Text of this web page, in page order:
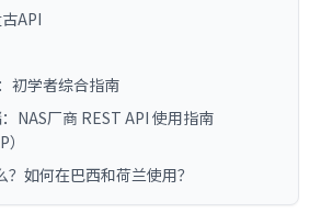
API
初学者综合指南
NAS厂商 REST API 使用指南
如何在巴西和荷兰使用？